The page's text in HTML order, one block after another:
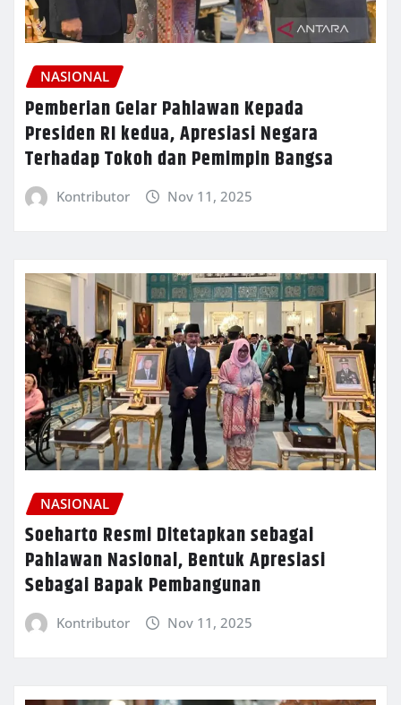
NASIONAL
Pemberian Gelar Pahlawan Kepada
Presiden RI kedua, Apresiasi Negara
Terhadap Tokoh dan Pemimpin Bangsa
Kontributor Nov 11, 2025
NASIONAL
Soeharto Resmi Ditetapkan sebagai
Pahlawan Nasional, Bentuk Apresiasi
Sebagai Bapak Pembangunan
Kontributor Nov 11, 2025